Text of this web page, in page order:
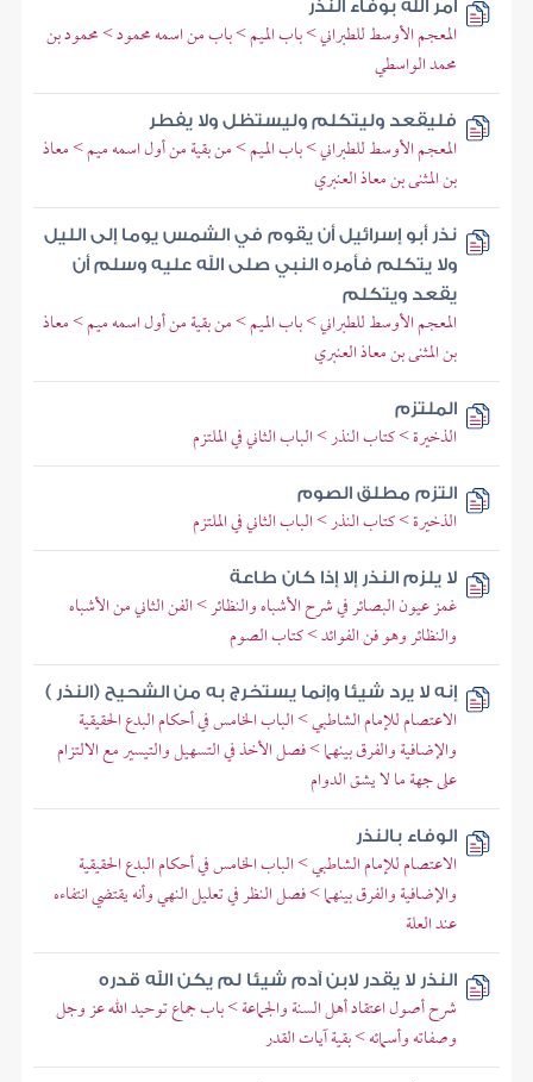
أمر الله بوفاء النذر
المعجم الأوسط للطبراني > باب الميم > باب من اسمه محمود > محمود بن
محمد الواسطي
فليقعد وليتكلم وليستظل ولا يفطر
المعجم الأوسط للطبراني > باب الميم > من بقية من أول اسمه ميم > معاذ
بن المثنى بن معاذ العنبري
نذر أبو إسرائيل أن يقوم في الشمس يوما إلى الليل
ولا يتكلم فأمره النبي صلى الله عليه وسلم أن
يقعد ويتكلم
المعجم الأوسط للطبراني > باب الميم > من بقية من أول اسمه ميم > معاذ
بن المثنى بن معاذ العنبري
الملتزم
الذخيرة > كتاب النذر > الباب الثاني في الملتزم
التزم مطلق الصوم
الذخيرة > كتاب النذر > الباب الثاني في الملتزم
لا يلزم النذر إلا إذا كان طاعة
غمز عيون البصائر في شرح الأشباه والنظائر > الفن الثاني من الأشباه
والنظائر وهو فن الفوائد > كتاب الصوم
إنه لا يرد شيئا وإنما يستخرج به من الشحيح (النذر )
الاعتصام للإمام الشاطبي > الباب الخامس في أحكام البدع الحقيقية
والإضافية والفرق بينهما > فصل الأخذ في التسهيل والتيسير مع الالتزام
على جهة ما لا يشق الدوام
الوفاء بالنذر
الاعتصام للإمام الشاطبي > الباب الخامس في أحكام البدع الحقيقية
والإضافية والفرق بينهما > فصل النظر في تعليل النهي وأنه يقتضي انتفاءه
عند العلة
النذر لا يقدر لابن آدم شيئا لم يكن الله قدره
شرح أصول اعتقاد أهل السنة والجماعة > باب جماع توحيد الله عز وجل
وصفاته وأسمائه > بقية آيات القدر